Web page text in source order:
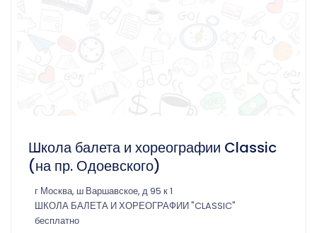
Школа балета и хореографии Classic
(на пр. Одоевского)
г Москва, ш Варшавское, д 95 к 1
ШКОЛА БАЛЕТА И ХОРЕОГРАФИИ "CLASSIC"
бесплатно